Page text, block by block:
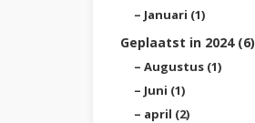
Januari (1)
Geplaatst in 2024 (6)
Augustus (1)
Juni (1)
april (2)